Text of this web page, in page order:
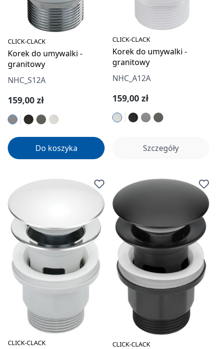
CLICK-CLACK
Korek do umywalki -
granitowy
NHC_S12A
Cena regularna:
159,00 zł
Do koszyka
CLICK-CLACK
Korek do umywalki -
granitowy
NHC_A12A
Cena regularna:
159,00 zł
Szczegóły
CLICK-CLACK CLICK-CLACK